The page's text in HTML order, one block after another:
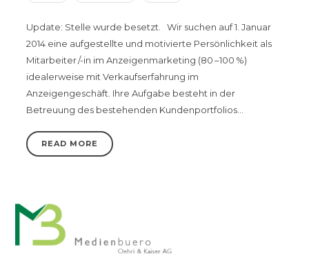
Update: Stelle wurde besetzt. Wir suchen auf 1. Januar
2014 eine aufgestellte und motivierte Persönlichkeit als
Mitarbeiter /-in im Anzeigenmarketing (80 –100 %)
idealerweise mit Verkaufserfahrung im
Anzeigengeschäft. Ihre Aufgabe besteht in der
Betreuung des bestehenden Kundenportfolios…
READ MORE